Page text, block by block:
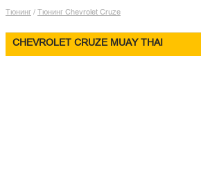
Тюнинг / Тюнинг Chevrolet Cruze
CHEVROLET CRUZE MUAY THAI